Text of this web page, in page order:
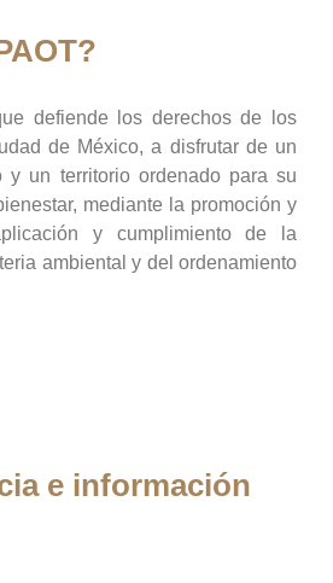
defiende los derechos de los
de México, a disfrutar de un
y un territorio ordenado para su
mediante la promoción y
y cumplimiento de la
ambiental y del ordenamiento
e información